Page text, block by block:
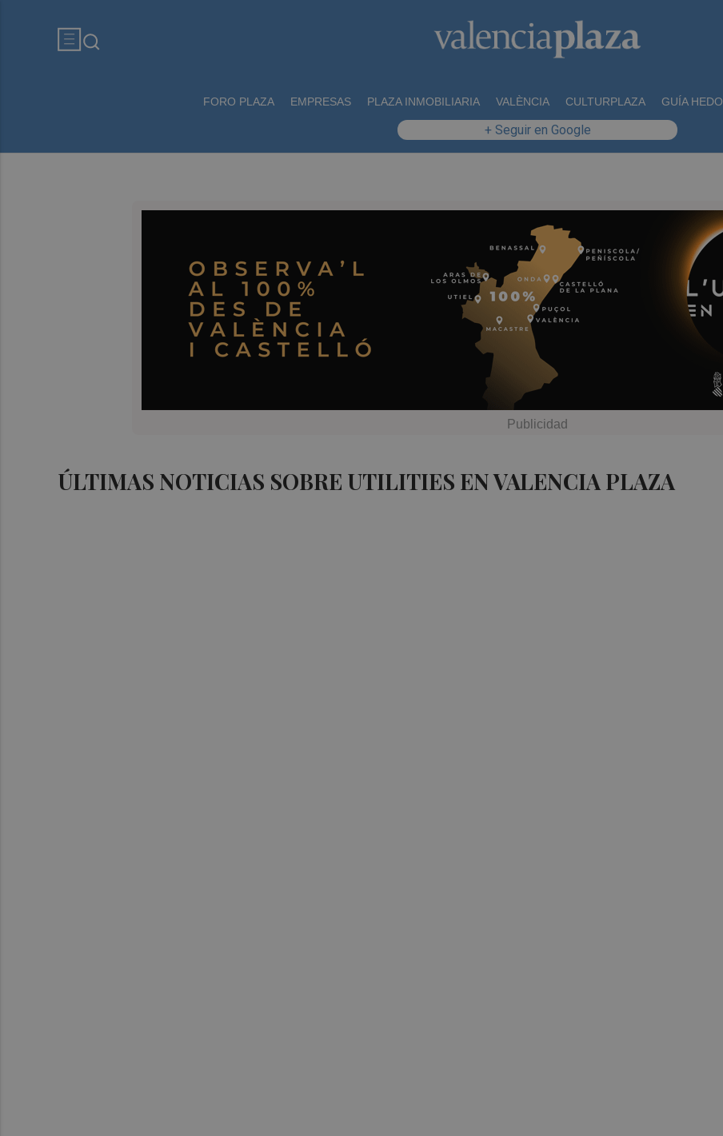
FORO PLAZA EMPRESAS PLAZA INMOBILIARIA VALÈNCIA CULTURPLAZA GUÍA
+ Seguir en Google
ÚLTIMAS NOTICIAS SOBRE UTILITIES EN VALENCIA PLAZA